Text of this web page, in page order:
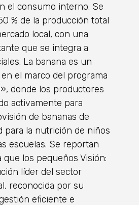
el consumo interno. Se
% de la producción total
local, con una
que se integra a
La banana es un
el marco del programa
donde los productores
activamente para
de bananas de
para la nutrición de niños
escuelas. Se reportan
los pequeños Visión:
líder del sector
reconocida por su
eficiente e